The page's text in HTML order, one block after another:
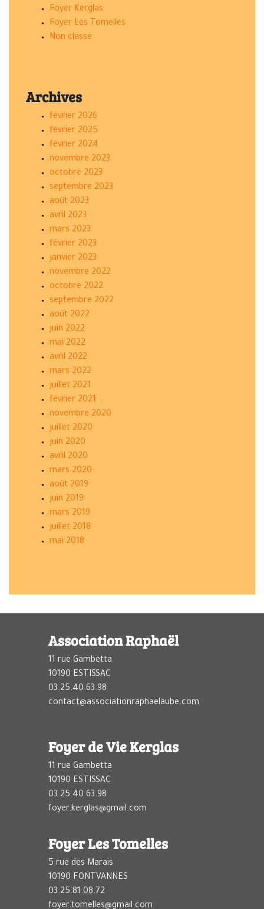
Foyer Kerglas
Foyer Les Tomelles
Non classé
Archives
février 2026
février 2025
février 2024
novembre 2023
octobre 2023
septembre 2023
août 2023
avril 2023
mars 2023
février 2023
janvier 2023
novembre 2022
octobre 2022
septembre 2022
août 2022
juin 2022
mai 2022
avril 2022
mars 2022
juillet 2021
février 2021
novembre 2020
juillet 2020
juin 2020
avril 2020
mars 2020
août 2019
juin 2019
mars 2019
juillet 2018
mai 2018
Association Raphaël
11 rue Gambetta
10190 ESTISSAC
03.25.40.63.98
contact@associationraphaelaube.com
Foyer de Vie Kerglas
11 rue Gambetta
10190 ESTISSAC
03.25.40.63.98
foyer.kerglas@gmail.com
Foyer Les Tomelles
5 rue des Marais
10190 FONTVANNES
03.25.81.08.72
foyer.tomelles@gmail.com